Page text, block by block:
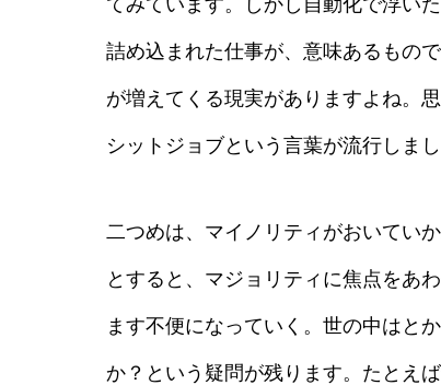
てみています。しかし自動化で浮い
詰め込まれた仕事が、意味あるもの
が増えてくる現実がありますよね。
シットジョブという言葉が流行しま
二つめは、マイノリティがおいてい
とすると、マジョリティに焦点をあ
ます不便になっていく。世の中はと
か？という疑問が残ります。たとえ